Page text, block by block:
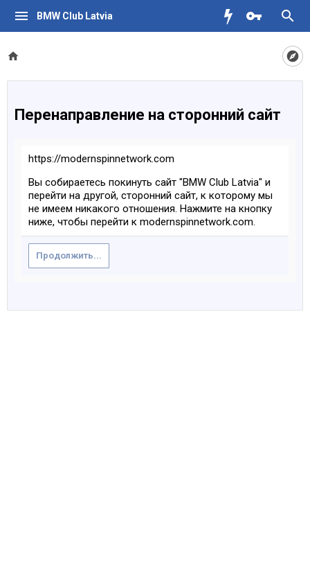
BMW Club Latvia
Перенаправление на сторонний сайт
https://modernspinnetwork.com
Вы собираетесь покинуть сайт "BMW Club Latvia" и
перейти на другой, сторонний сайт, к которому мы
не имеем никакого отношения. Нажмите на кнопку
ниже, чтобы перейти к modernspinnetwork.com.
Продолжить...